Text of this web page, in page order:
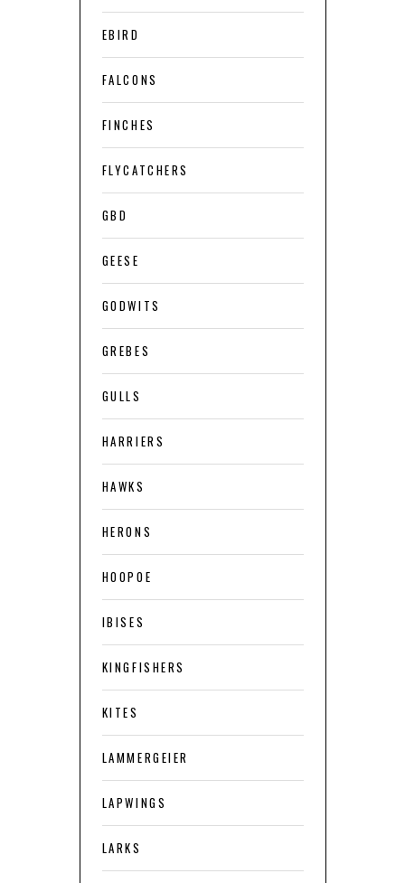
EBIRD
FALCONS
FINCHES
FLYCATCHERS
GBD
GEESE
GODWITS
GREBES
GULLS
HARRIERS
HAWKS
HERONS
HOOPOE
IBISES
KINGFISHERS
KITES
LAMMERGEIER
LAPWINGS
LARKS